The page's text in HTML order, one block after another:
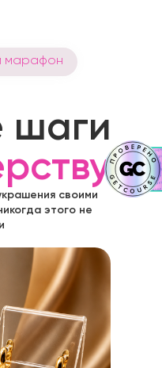
своими
этого не
марафон
шаги